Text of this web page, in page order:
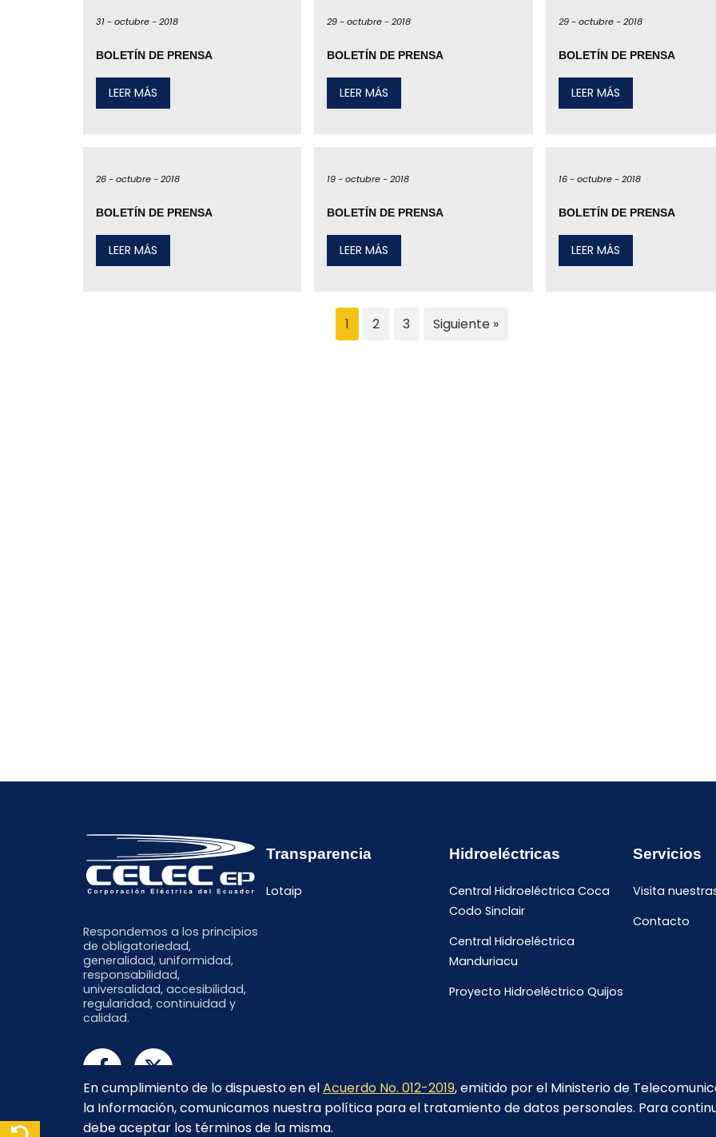
31 -octubre -2018
BOLETÍN DE PRENSA
LEER MÁS
29 - octubre - 2018
BOLETÍN DE PRENSA
LEER MÁS
29 - octubre - 2018
BOLETÍN DE PRENSA
LEER MÁS
26 -octubre -2018
BOLETÍN DE PRENSA
LEER MÁS
19 - octubre - 2018
BOLETÍN DE PRENSA
LEER MÁS
16 - octubre - 2018
BOLETÍN DE PRENSA
LEER MÁS
1 2 3 Siguiente »
Respondemos a los principios
de obligatoriedad,
generalidad, uniformidad,
responsabilidad,
universalidad, accesibilidad,
regularidad, continuidad y
calidad.
Transparencia
Lotaip
Hidroeléctricas
Central Hidroeléctrica Coca
Codo Sinclair
Central Hidroeléctrica
Manduriacu
Proyecto Hidroeléctrico Quijos
Servicios
Visita
Contacto
En cumplimiento de lo dispuesto en elAcuerdo No. 012-2019, emitido por el Ministerio de
la Información, comunicamos nuestra política para el tratamiento de datos personales. Para
debe aceptar los términos de la misma.